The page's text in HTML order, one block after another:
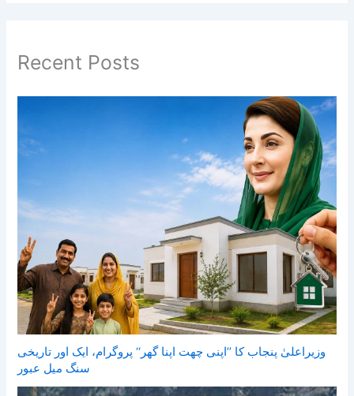
Recent Posts
وزیراعلیٰ پنجاب کا ’’اپنی چھت اپنا گھر‘‘ پروگرام، ایک اور تاریخی
سنگ میل عبور